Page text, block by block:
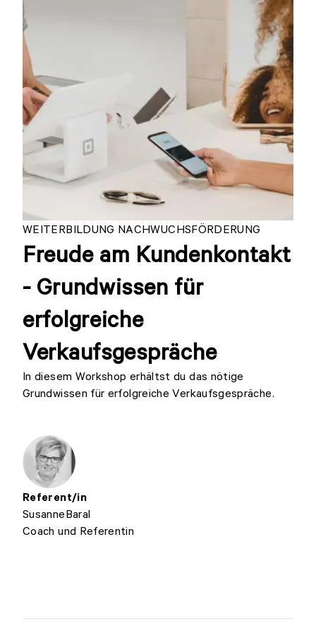
WEITERBILDUNG NACHWUCHSFÖRDERUNG
Freude am Kundenkontakt
- Grundwissen für
erfolgreiche
Verkaufsgespräche
In diesem Workshop erhältst du das nötige
Grundwissen für erfolgreiche Verkaufsgespräche.
Referent/in
SusanneBaral
Coach und Referentin